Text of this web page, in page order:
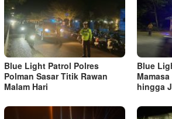
Blue Light Patrol Polres
Polman Sasar Titik Rawan
Malam Hari
Blue
hingga